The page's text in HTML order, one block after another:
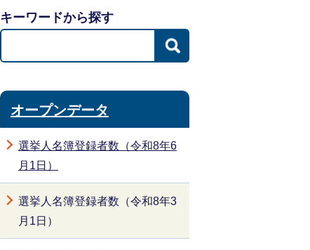
キーワードから探す
オープンデータ
選挙人名簿登録者数（令和8年6
月1日）
選挙人名簿登録者数（令和8年3
月1日）